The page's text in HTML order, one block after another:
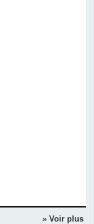
» Voir plus